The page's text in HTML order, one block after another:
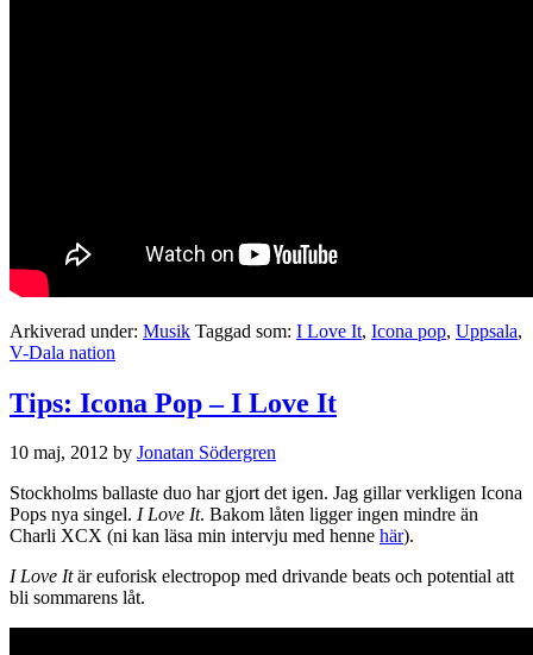
Arkiverad under: Musik Taggad som: I Love It, Icona pop, Uppsala,
V-Dala nation
Tips: Icona Pop – I Love It
10 maj, 2012 by Jonatan Södergren
Stockholms ballaste duo har gjort det igen. Jag gillar verkligen Icona
Pops nya singel. I Love It. Bakom låten ligger ingen mindre än
Charli XCX (ni kan läsa min intervju med henne här).
I Love Itär euforisk electropop med drivande beats och potential att
bli sommarens låt.